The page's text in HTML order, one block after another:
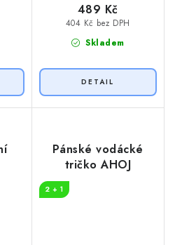
Skladem
404 Kč bez DPH
489 Kč
Pánské vodácké
tričko AHOJ
2 + 1